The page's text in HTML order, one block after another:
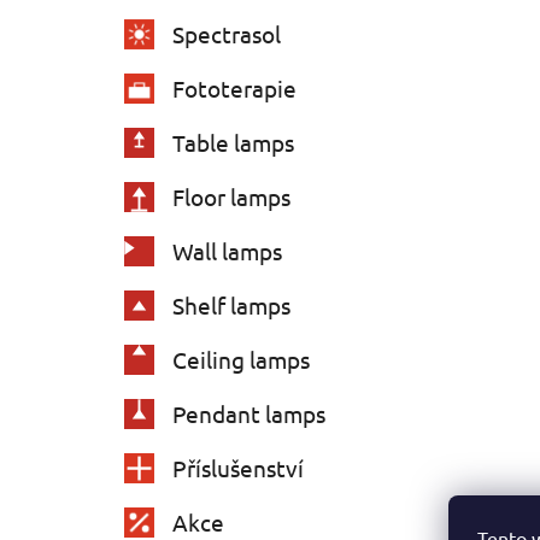
Spectrasol
Fototerapie
Table lamps
Floor lamps
Wall lamps
Shelf lamps
Ceiling lamps
Pendant lamps
Příslušenství
Akce